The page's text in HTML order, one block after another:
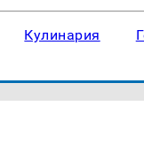
Кулинария